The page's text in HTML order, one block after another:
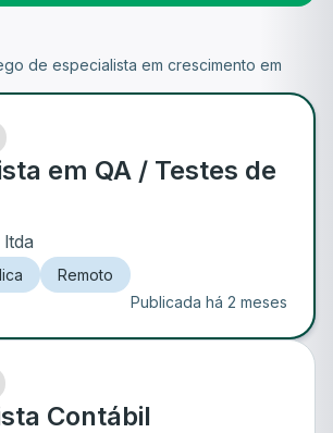
de especialista em crescimento em
em QA / Testes de
Remoto
Publicada há 2 meses
Contábil